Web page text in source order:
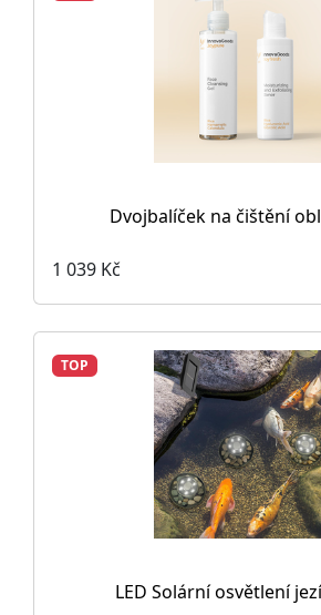
Dvojbalíček na čištění
1 039 Kč
TOP
LED Solární osvětlení